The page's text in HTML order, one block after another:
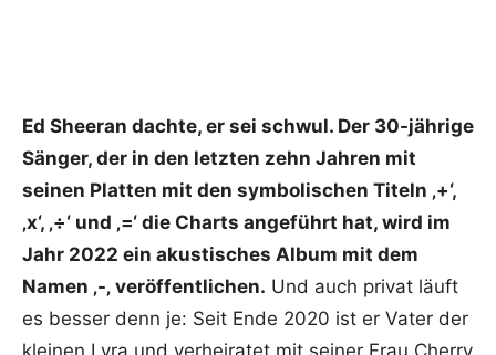
Ed Sheeran dachte, er sei schwul. Der 30-jährige
Sänger, der in den letzten zehn Jahren mit
seinen Platten mit den symbolischen Titeln ‚+‘,
‚x‘, ‚÷‘ und ‚=‘ die Charts angeführt hat, wird im
Jahr 2022 ein akustisches Album mit dem
Namen ‚-‚ veröffentlichen. Und auch privat läuft
es besser denn je: Seit Ende 2020 ist er Vater der